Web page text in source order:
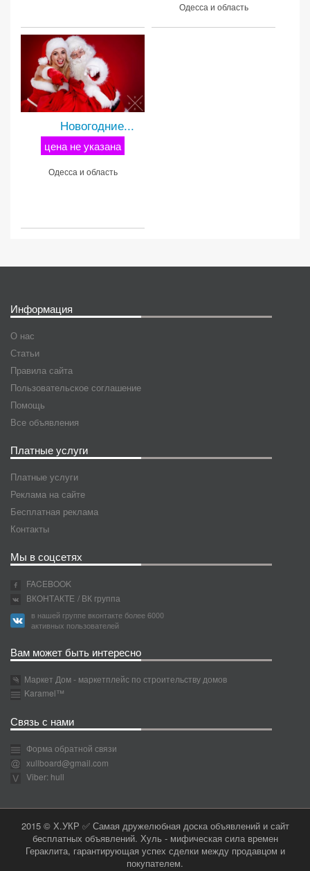
Одесса и область
Новогодние...
цена не указана
Одесса и область
Информация
О нас
Статьи
Правила сайта
Пользовательское соглашение
Помощь
Все объявления
Платные услуги
Платные услуги
Реклама на сайте
Бесплатная реклама
Контакты
Мы в соцсетях
FACEBOOK
ВКОНТАКТЕ / ВК группа
в нашей группе вконтакте более 6000
активных пользователей
Вам может быть интересно
Маркет Дом - маркетплейс по строительству домов
Karamel™
Связь с нами
Форма обратной связи
xullboard@gmail.com
Viber: hull
2015 © Х.УКР ✅ Самая дружелюбная доска объявлений и сайт
бесплатных объявлений. Хуль - мифическая сила времен
Гераклита, гарантирующая успех сделки между продавцом и
покупателем.